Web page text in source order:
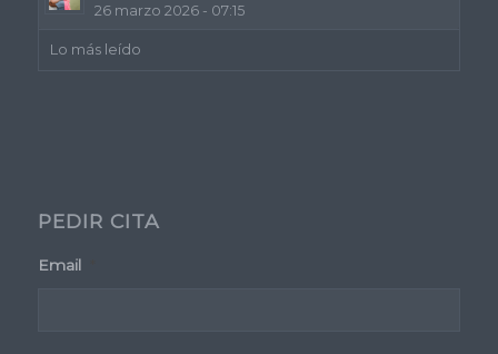
26 marzo 2026 - 07:15
Lo más leído
PEDIR CITA
Email